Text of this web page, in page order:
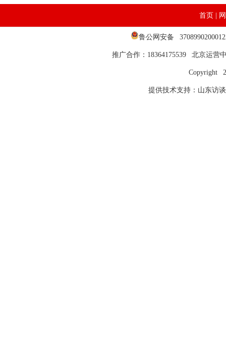
首页|
鲁公网安备
推广合作：18364175539 北京运营
Copyright
提供技术支持：山东访